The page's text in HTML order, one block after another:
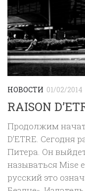
НОВОСТИ 01/02/2014
RAISON
Продолжим
D’ETRE. Сегодня
Питера. Он
называться Mise
русский это